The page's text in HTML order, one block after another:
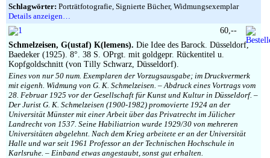
Schlagwörter: Porträtfotografie, Signierte Bücher, Widmungsexemplar
Details anzeigen…
Schmelzeisen, G(ustaf) K(lemens). Die Idee des Barock. Düsseldorf,
Baedeker (1925). 8°. 38 S. OPrgt. mit goldgepr. Rückentitel u.
Kopfgoldschnitt (von Tilly Schwarz, Düsseldorf).
Eines von nur 50 num. Exemplaren der Vorzugsausgabe; im Druckvermerk
mit eigenh. Widmung von G. K. Schmelzeisen. – Abdruck eines Vortrags vom
28. Februar 1925 vor der Gesellschaft für Kunst und Kultur in Düsseldorf. –
Der Jurist G. K. Schmelzeisen (1900-1982) promovierte 1924 an der
Universität Münster mit einer Arbeit über das Privatrecht im Jülicher
Landrecht von 1537. Seine Habiliatrion wurde 1929/30 von mehreren
Universitäten abgelehnt. Nach dem Krieg arbeitete er an der Universität
Halle und war seit 1961 Professor an der Technischen Hochschule in
Karlsruhe. – Einband etwas angestaubt, sonst gut erhalten.
60,--